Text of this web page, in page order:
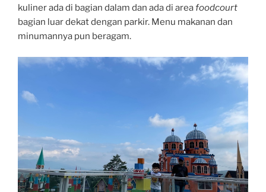
kuliner ada di bagian dalam dan ada di areafoodcourt
bagian luar dekat dengan parkir. Menu makanan dan
minumannya pun beragam.